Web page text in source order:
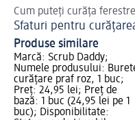
Cum puteți curăța
Sfaturi pentru
Produse similare
Marcă: Scrub Daddy;
Numele produsului:
curățare praf roz, 1 buc;
Preț: 24,95 lei; Preț de
bază: 1 buc (24,95 lei pe 1
buc); Disponibilitate: